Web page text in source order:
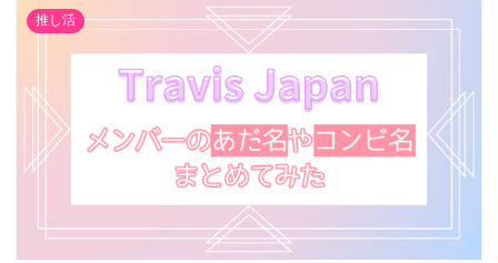
推し活